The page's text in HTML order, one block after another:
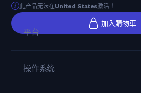
此产品无法在United States激活！
加入購物車
平台
操作系统